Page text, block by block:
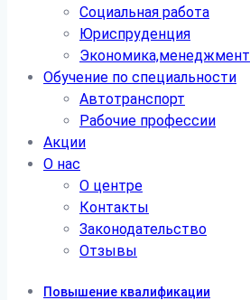
Социальная работа
Юриспруденция
Экономика,менеджмент
Обучение по специальности
Автотранспорт
Рабочие профессии
Акции
О нас
О центре
Контакты
Законодательство
Отзывы
Повышение квалификации